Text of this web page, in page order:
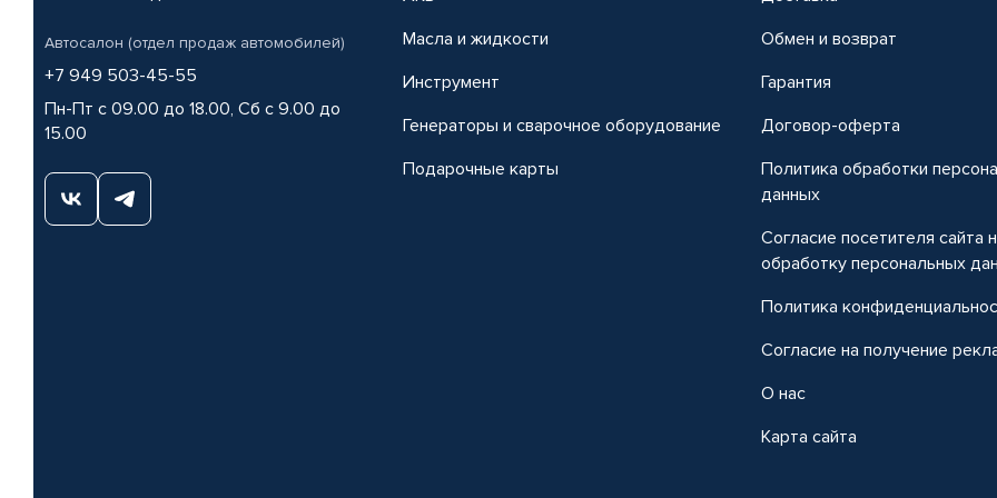
Автосалон (отдел продаж автомобилей)
+7 949 503-45-55
Пн-Пт с 09.00 до 18.00, Сб с 9.00 до
15.00
Масла и жидкости
Инструмент
Генераторы и сварочное оборудование
Подарочные карты
Обмен и возврат
Гарантия
Договор-оферта
Политика обработки
данных
Согласие посетителя сайта
обработку персональных
Политика
Согласие на получение
О нас
Карта сайта